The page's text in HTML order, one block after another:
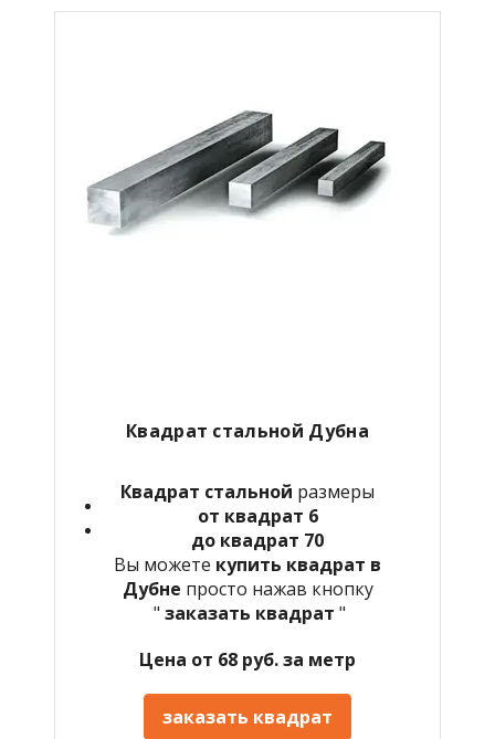
Квадрат стальной Дубна
Квадрат стальной размеры
от квадрат 6
до квадрат 70
Вы можете купить квадрат в
Дубне просто нажав кнопку
" заказать квадрат "
Цена от 68 руб. за метр
заказать квадрат